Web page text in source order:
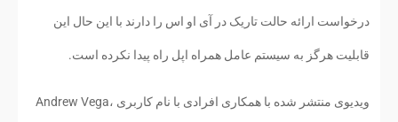
درخواست ارائه حالت تاریک در آی او اس را دارند با این حال این
قابلیت هرگز به سیستم عامل همراه اپل راه پیدا نکرده است.
ویدیوی منتشر شده با همکاری افرادی با نام کاربری Andrew Vega،